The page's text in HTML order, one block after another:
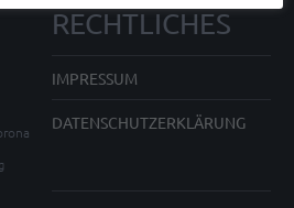
RECHTLICHES
IMPRESSUM
DATENSCHUTZERKLÄRUNG